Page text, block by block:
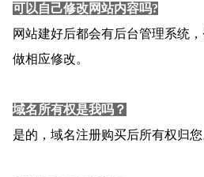
可以自己修改网站内容吗?
网站建好后都会有后台管理系统
做相应修改。
域名所有权是我吗？
是的，域名注册购买后所有权归您